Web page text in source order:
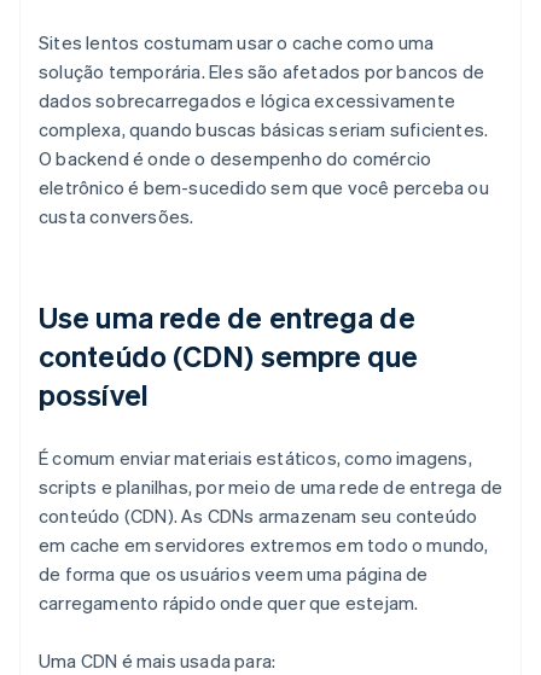
Sites lentos costumam usar o cache como uma
solução temporária. Eles são afetados por bancos de
dados sobrecarregados e lógica excessivamente
complexa, quando buscas básicas seriam suficientes.
O backend é onde o desempenho do comércio
eletrônico é bem-sucedido sem que você perceba ou
custa conversões.
Use uma rede de entrega de
conteúdo (CDN) sempre que
possível
É comum enviar materiais estáticos, como imagens,
scripts e planilhas, por meio de uma rede de entrega de
conteúdo (CDN). As CDNs armazenam seu conteúdo
em cache em servidores extremos em todo o mundo,
de forma que os usuários veem uma página de
carregamento rápido onde quer que estejam.
Uma CDN é mais usada para: